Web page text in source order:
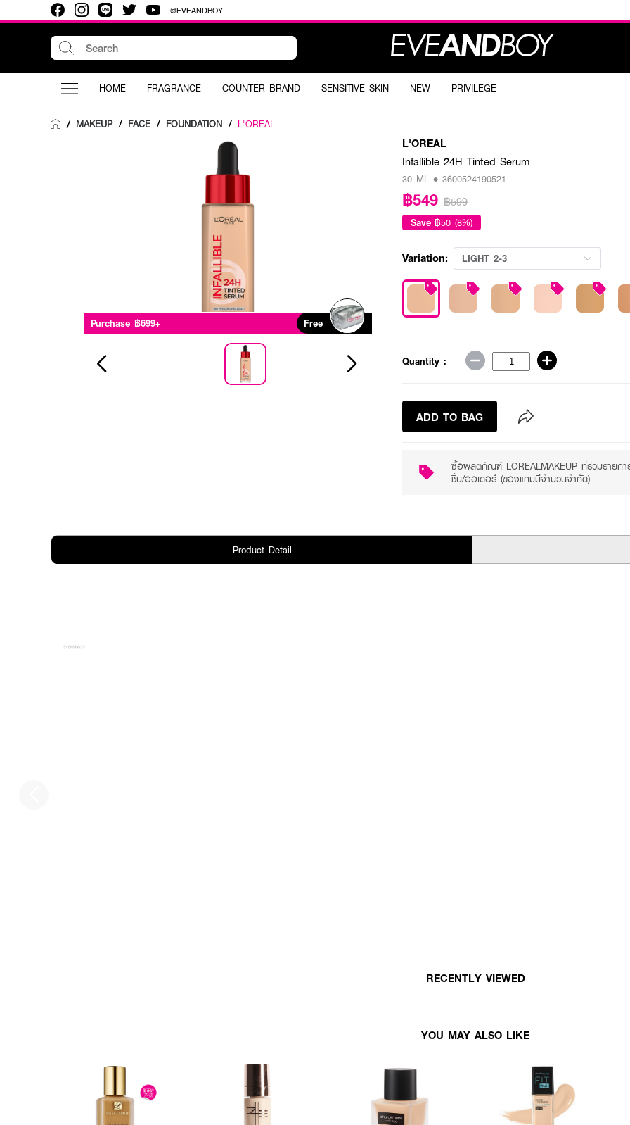
@EVEANDBOY
HOME FRAGRANCE COUNTER BRAND SENSITIVE SKIN NEW PRIVILEGE
/ MAKEUP / FACE / FOUNDATION / L'OREAL
Purchase ฿699+ Free
L'OREAL
Infallible 24H Tinted Serum
30 ML • 3600524190521
฿549 ฿599
Save ฿50 (8%)
Variation: LIGHT 2-3
Quantity :
ADD TO BAG
ซื้อผลิตภัณฑ์ LOREALMAKEUP ที่ร่วมรายก
ชิ้น/ออเดอร์ (ของแถมมีจำนวนจำกัด)
Product Detail
RECENTLY VIEWED
YOU MAY ALSO LIKE